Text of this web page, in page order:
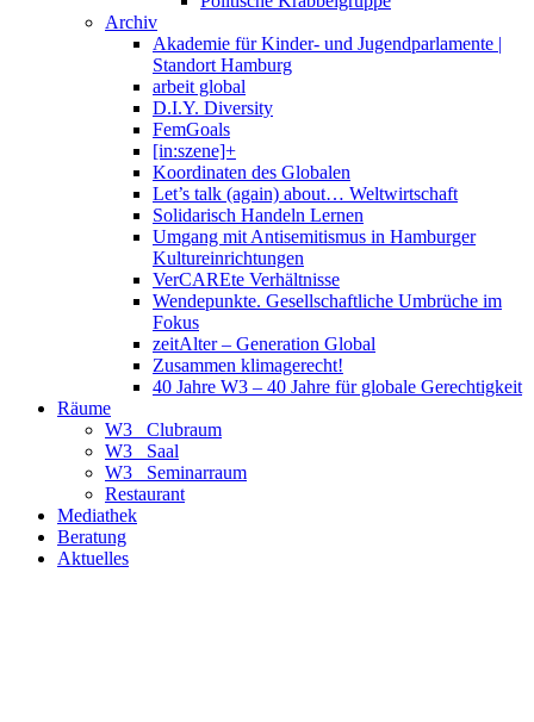
Archiv
Akademie für Kinder- und Jugendparlamente |
Standort Hamburg
arbeit global
D.I.Y. Diversity
FemGoals
[in:szene]+
Koordinaten des Globalen
Let’s talk (again) about… Weltwirtschaft
Solidarisch Handeln Lernen
Umgang mit Antisemitismus in Hamburger
Kultureinrichtungen
VerCAREte Verhältnisse
Wendepunkte. Gesellschaftliche Umbrüche im
Fokus
zeitAlter – Generation Global
Zusammen klimagerecht!
40 Jahre W3 – 40 Jahre für globale Gerechtigkeit
Räume
W3_ Clubraum
W3_ Saal
W3_ Seminarraum
Restaurant
Mediathek
Beratung
Aktuelles